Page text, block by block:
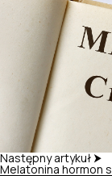
Następny artykuł ⮞
Melatonina hormon